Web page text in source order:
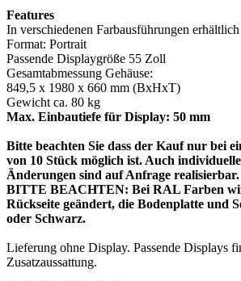
Features
In verschiedenen Farbausführungen erhältlich
Format: Portrait
Passende Displaygröße 55 Zoll
Gesamtabmessung Gehäuse:
849,5 x 1980 x 660 mm (BxHxT)
Gewicht ca. 80 kg
Max. Einbautiefe für Display: 50 mm
Bitte beachten Sie dass der Kauf nur bei
von 10 Stück möglich ist. Auch
Änderungen sind auf Anfrage realisierbar.
BITTE BEACHTEN: Bei RAL Farben
Rückseite geändert, die Bodenplatte und
oder Schwarz.
Lieferung ohne Display. Passende Displays
Zusatzaussattung.